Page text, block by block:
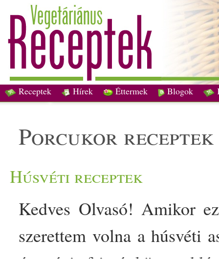
Receptek Hírek Éttermek Blogok
porcukor receptek
Húsvéti receptek
Kedves Olvasó! Amikor
szerettem volna a húsvéti